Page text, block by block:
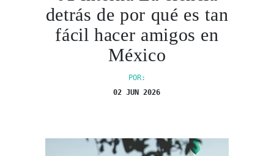
detrás de por qué es tan
fácil hacer amigos en
México
POR:
02 JUN 2026